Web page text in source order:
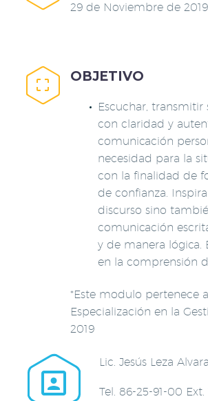
29 de Noviembre de 2019


OBJETIVO
Escuchar, transmitir
con claridad y
comunicación
necesidad para la
con la finalidad de
de confianza.
discurso sino
comunicación
y de manera lógica.
en la comprensión
*Este modulo pertenece
Especialización en la
2019


Lic. Jesús Leza
Tel. 86-25-91-00 Ext.